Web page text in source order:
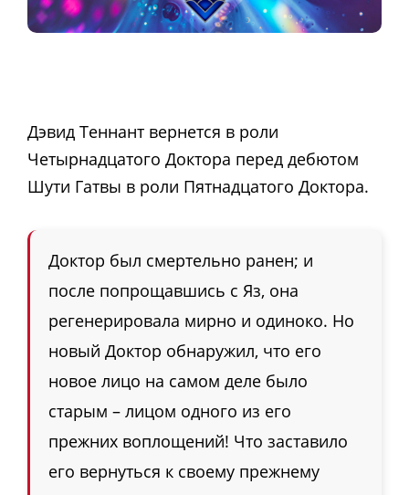
Дэвид Теннант вернется в роли
Четырнадцатого Доктора перед дебютом
Шути Гатвы в роли Пятнадцатого Доктора.
Доктор был смертельно ранен; и
после попрощавшись с Яз, она
регенерировала мирно и одиноко. Но
новый Доктор обнаружил, что его
новое лицо на самом деле было
старым – лицом одного из его
прежних воплощений! Что заставило
его вернуться к своему прежнему